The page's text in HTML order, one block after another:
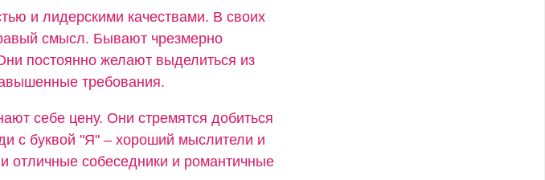
и лидерскими качествами. В своих
смысл. Бывают чрезмерно
постоянно желают выделиться из
требования.
себе цену. Они стремятся добиться
с буквой "Я" – хороший мыслители и
отличные собеседники и романтичные